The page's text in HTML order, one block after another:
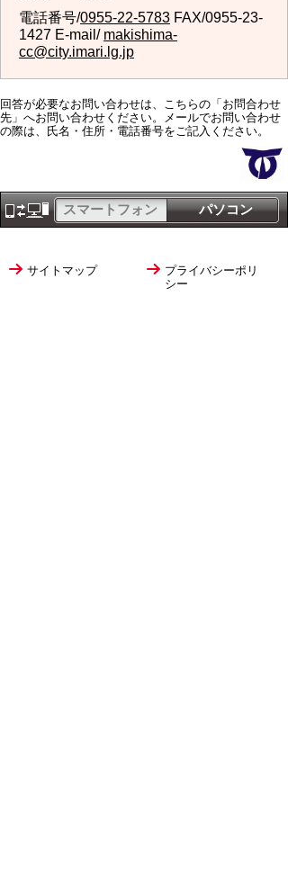
電話番号/0955-22-5783 FAX/0955-23-
1427 E-mail/ makishima-
cc@city.imari.lg.jp
回答が必要なお問い合わせは、こちらの「お問合わせ
先」へお問い合わせください。メールでお問い合わせ
の際は、氏名・住所・電話番号をご記入ください。
パソコン
スマートフォン
サイトマップ
プライバシーポリ
シー